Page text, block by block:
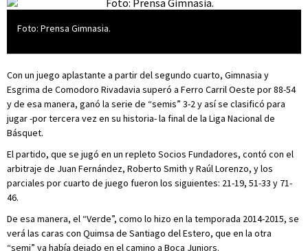
Foto: Prensa Gimnasia.
Con un juego aplastante a partir del segundo cuarto, Gimnasia y
Esgrima de Comodoro Rivadavia superó a Ferro Carril Oeste por 88-54
y de esa manera, ganó la serie de “semis” 3-2 y así se clasificó para
jugar -por tercera vez en su historia- la final de la Liga Nacional de
Básquet.
El partido, que se jugó en un repleto Socios Fundadores, contó con el
arbitraje de Juan Fernández, Roberto Smith y Raúl Lorenzo, y los
parciales por cuarto de juego fueron los siguientes: 21-19, 51-33 y 71-
46.
De esa manera, el “Verde”, como lo hizo en la temporada 2014-2015, se
verá las caras con Quimsa de Santiago del Estero, que en la otra
“semi” ya había dejado en el camino a Boca Juniors.